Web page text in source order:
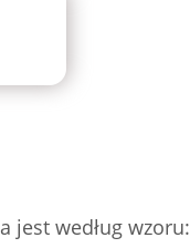
jest według wzoru: